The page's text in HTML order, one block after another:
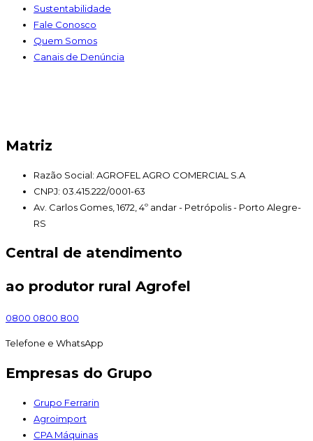
Sustentabilidade
Fale Conosco
Quem Somos
Canais de Denúncia
Matriz
Razão Social: AGROFEL AGRO COMERCIAL S.A
CNPJ: 03.415.222/0001-63
Av. Carlos Gomes, 1672, 4º andar - Petrópolis - Porto Alegre-
RS
Central de atendimento
ao produtor rural Agrofel
0800 0800 800
Telefone e WhatsApp
Empresas do Grupo
Grupo Ferrarin
Agroimport
CPA Máquinas